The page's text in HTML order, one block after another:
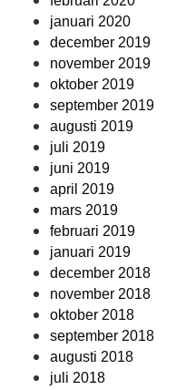
januari 2020
december 2019
november 2019
oktober 2019
september 2019
augusti 2019
juli 2019
juni 2019
april 2019
mars 2019
februari 2019
januari 2019
december 2018
november 2018
oktober 2018
september 2018
augusti 2018
juli 2018